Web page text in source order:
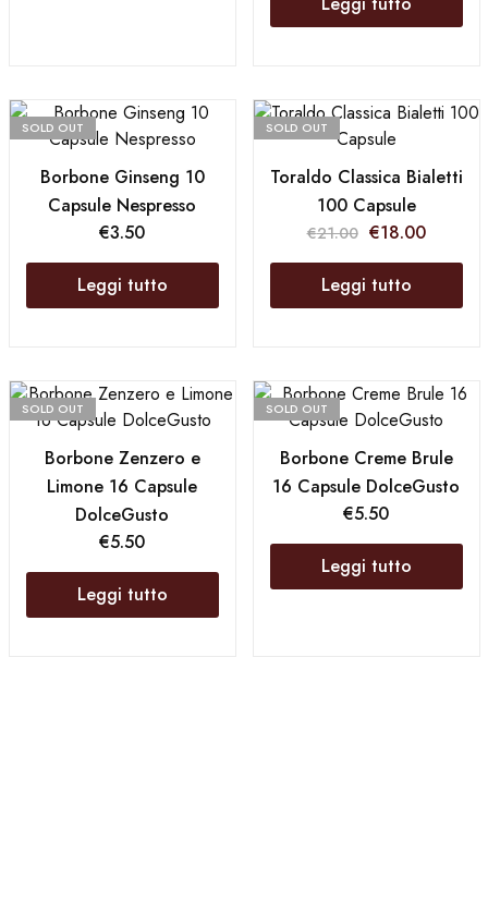
SOLD OUT
Borbone Ginseng 10
Capsule Nespresso
€3.50
Leggi tutto
SOLD OUT
Toraldo Classica Bialetti
100 Capsule
€21.00 €18.00
Leggi tutto
SOLD OUT
Borbone Zenzero e
Limone 16 Capsule
DolceGusto
€5.50
Leggi tutto
SOLD OUT
Borbone Creme Brule
16 Capsule DolceGusto
€5.50
Leggi tutto